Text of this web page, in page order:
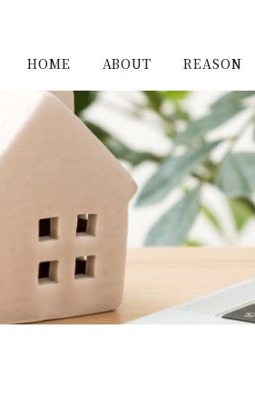
HOME ABOUT REASON